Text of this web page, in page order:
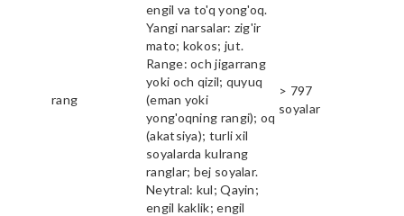
rang
engil va to'q yong'oq.
Yangi narsalar: zig'ir
mato; kokos; jut.
Range: och jigarrang
yoki och qizil; quyuq
(eman yoki
yong'oqning rangi); oq
(akatsiya); turli xil
soyalarda kulrang
ranglar; bej soyalar.
Neytral: kul; Qayin;
engil kaklik; engil
> 797
soyalar